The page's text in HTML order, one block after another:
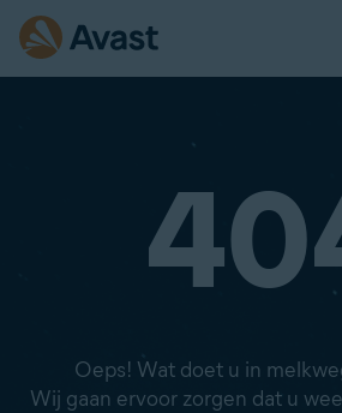
Oeps! Wat doet u in
Wij gaan ervoor zorgen dat u